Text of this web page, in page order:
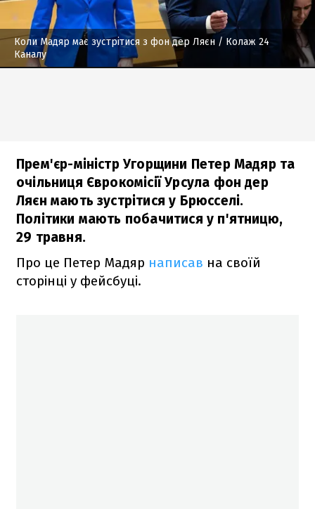
Коли Мадяр має зустрітися з фон дер Ляєн / Колаж 24
Каналу
Прем'єр-міністр Угорщини Петер Мадяр та
очільниця Єврокомісії Урсула фон дер
Ляєн мають зустрітися у Брюсселі.
Політики мають побачитися у п'ятницю,
29 травня.
Про це Петер Мадяр написав на своїй
сторінці у фейсбуці.